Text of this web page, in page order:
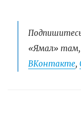
«Ямал» там,
ВКонтакте,